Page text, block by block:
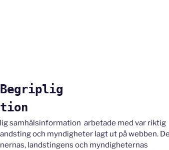
samhälsinformation arbetade med var riktig
och myndigheter lagt ut på webben.
landstingens och myndigheternas